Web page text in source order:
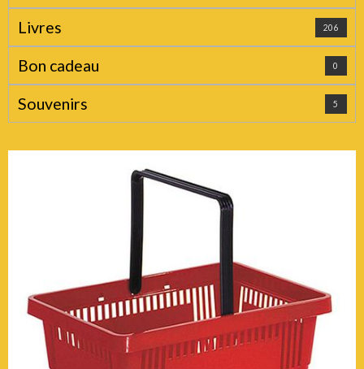
Livres 206
Bon cadeau 0
Souvenirs 5